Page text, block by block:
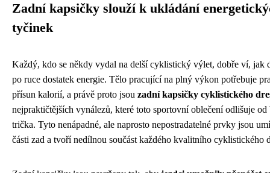
Zadní kapsičky slouží k ukládání
tyčinek
Každý, kdo se někdy vydal na delší cyklistický výlet, dobře ví, jak
po ruce dostatek energie. Tělo pracující na plný výkon potřebuje
přísun kalorií, a právě proto jsou zadní kapsičky cyklistického
nejpraktičtějších vynálezů, které toto sportovní oblečení odlišuje od
trička. Tyto nenápadné, ale naprosto nepostradatelné prvky jsou
části zad a tvoří nedílnou součást každého kvalitního cyklistického